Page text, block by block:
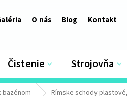
O nás Blog Kontakt
Čistenie Strojovňa
bazénom Rímske schody